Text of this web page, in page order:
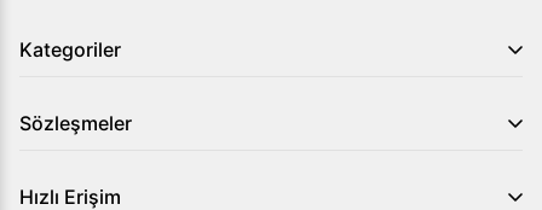
Kategoriler
Sözleşmeler
Hızlı Erişim